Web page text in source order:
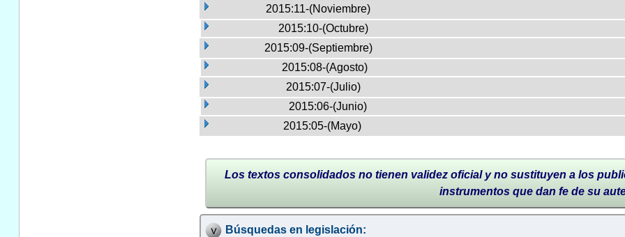
2015:11-(Noviembre)
2015:10-(Octubre)
2015:09-(Septiembre)
2015:08-(Agosto)
2015:07-(Julio)
2015:06-(Junio)
2015:05-(Mayo)
Los textos consolidados no tienen validez oficial y no sustituyen a los
instrumentos que dan fe de su
Búsquedas en legislación: